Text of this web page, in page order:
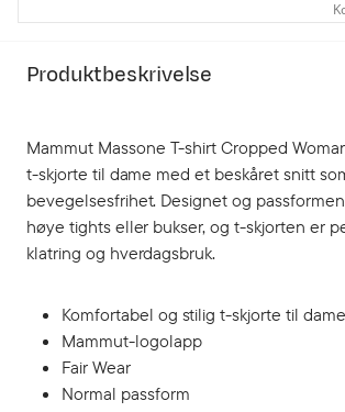
Produktbeskrivelse
Mammut Massone T-shirt Cropped
t-skjorte til dame med et beskåret snitt
bevegelsesfrihet. Designet og
høye tights eller bukser, og t-skjorten er
klatring og hverdagsbruk.
Komfortabel og stilig t-skjorte til dame
Mammut-logolapp
Fair Wear
Normal passform